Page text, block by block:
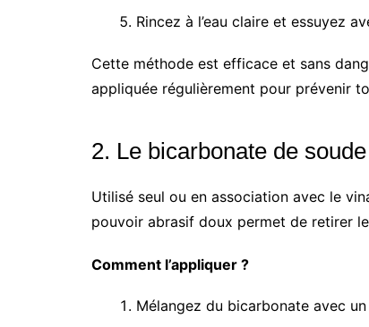
Rincez à l’eau claire et essuyez
Cette méthode est efficace et sans
appliquée régulièrement pour prévenir
2. Le bicarbonate de
Utilisé seul ou en association avec le
pouvoir abrasif doux permet de retirer
Comment l’appliquer ?
Mélangez du bicarbonate avec